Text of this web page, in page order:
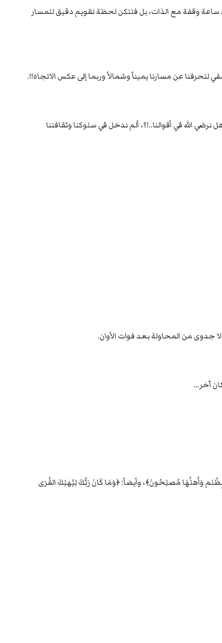
ساعة وقفة مع الذات، بل فلتكن لحظة تقويم دقيق للمسار
لتحرفنا عن مسارنا يميناً وشمالاً وربما إلى عكس الاتجاه!!.
الله في أقوالنا..!؟، ألم ندخل في سلوكنا وثقافتنا
جدوى من المحاولة بعد فوات الأوان.
آخر…
وَأَهلُهَا مُصلِحُونَ﴾، وأيضاً: ﴿وَمَا كَانَ رَبُّكَ لِيُهلِكَ القُرَى